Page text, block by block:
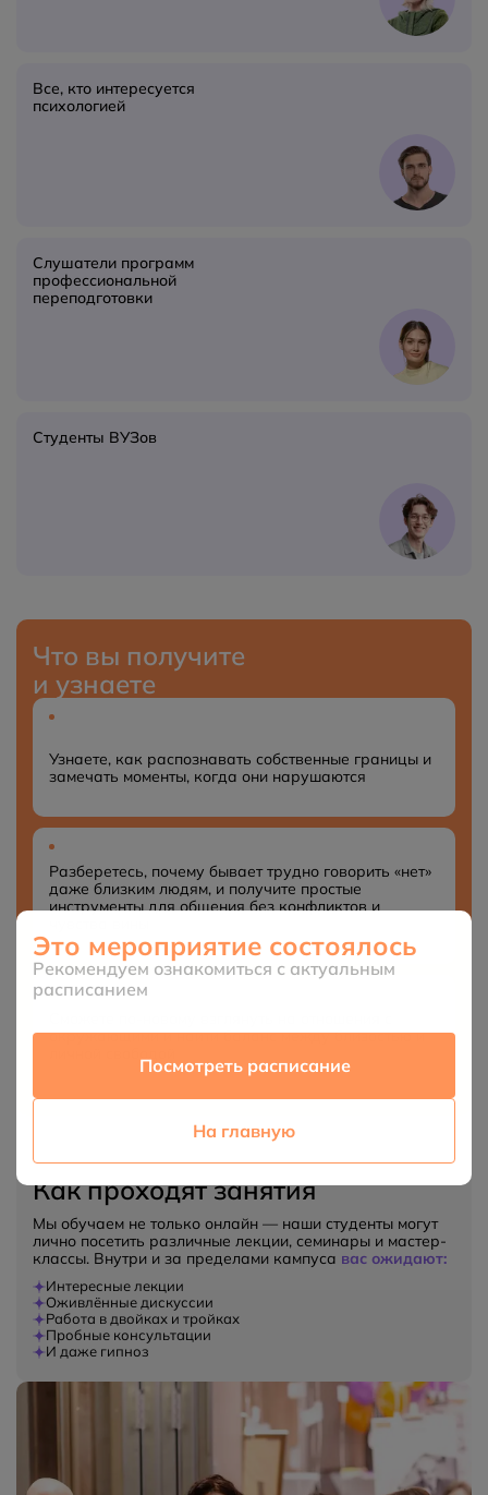
Все, кто интересуется
психологией
Слушатели программ
профессиональной
переподготовки
Студенты ВУЗов
Что вы получите
и узнаете
Узнаете, как распознавать собственные границы и
замечать моменты, когда они нарушаются
Разберетесь, почему бывает трудно говорить «нет»
даже близким людям, и получите простые
инструменты для общения без конфликтов и
окружающими и найти баланс между близостью и
Как проходят занятия
Мы обучаем не только онлайн — наши студенты могут
лично посетить различные лекции, семинары и мастер-
классы. Внутри и за пределами кампуса вас ожидают:
Интересные лекции
Оживлённые дискуссии
Работа в двойках и тройках
Пробные консультации
И даже гипноз
Это мероприятие состоялось
Рекомендуем ознакомиться с актуальным
расписанием
Посмотреть расписание
На главную